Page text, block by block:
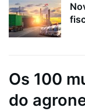
Os 100
do